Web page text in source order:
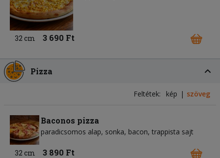
32 cm 3 690 Ft
Pizza
Feltétek: kép szöveg
Baconos pizza
paradicsomos alap sonka bacon trappista sajt
32 cm 3 890 Ft